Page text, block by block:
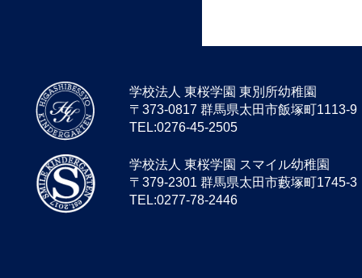
学校法人 東桜学園 東別所幼稚園
〒373-0817 群馬県太田市飯塚町1113-9
TEL:0276-45-2505
学校法人 東桜学園 スマイル幼稚園
〒379-2301 群馬県太田市藪塚町1745-3
TEL:0277-78-2446